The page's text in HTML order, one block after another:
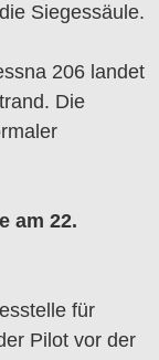
Siegessäule.
206 landet
Die
am 22.
für
Pilot vor der